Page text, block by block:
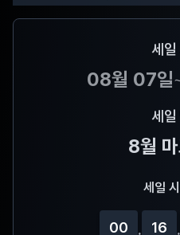
세
08월 07일
세일
8월
세일
00 16